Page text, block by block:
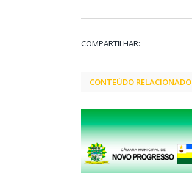
COMPARTILHAR:
CONTEÚDO RELACIONADO